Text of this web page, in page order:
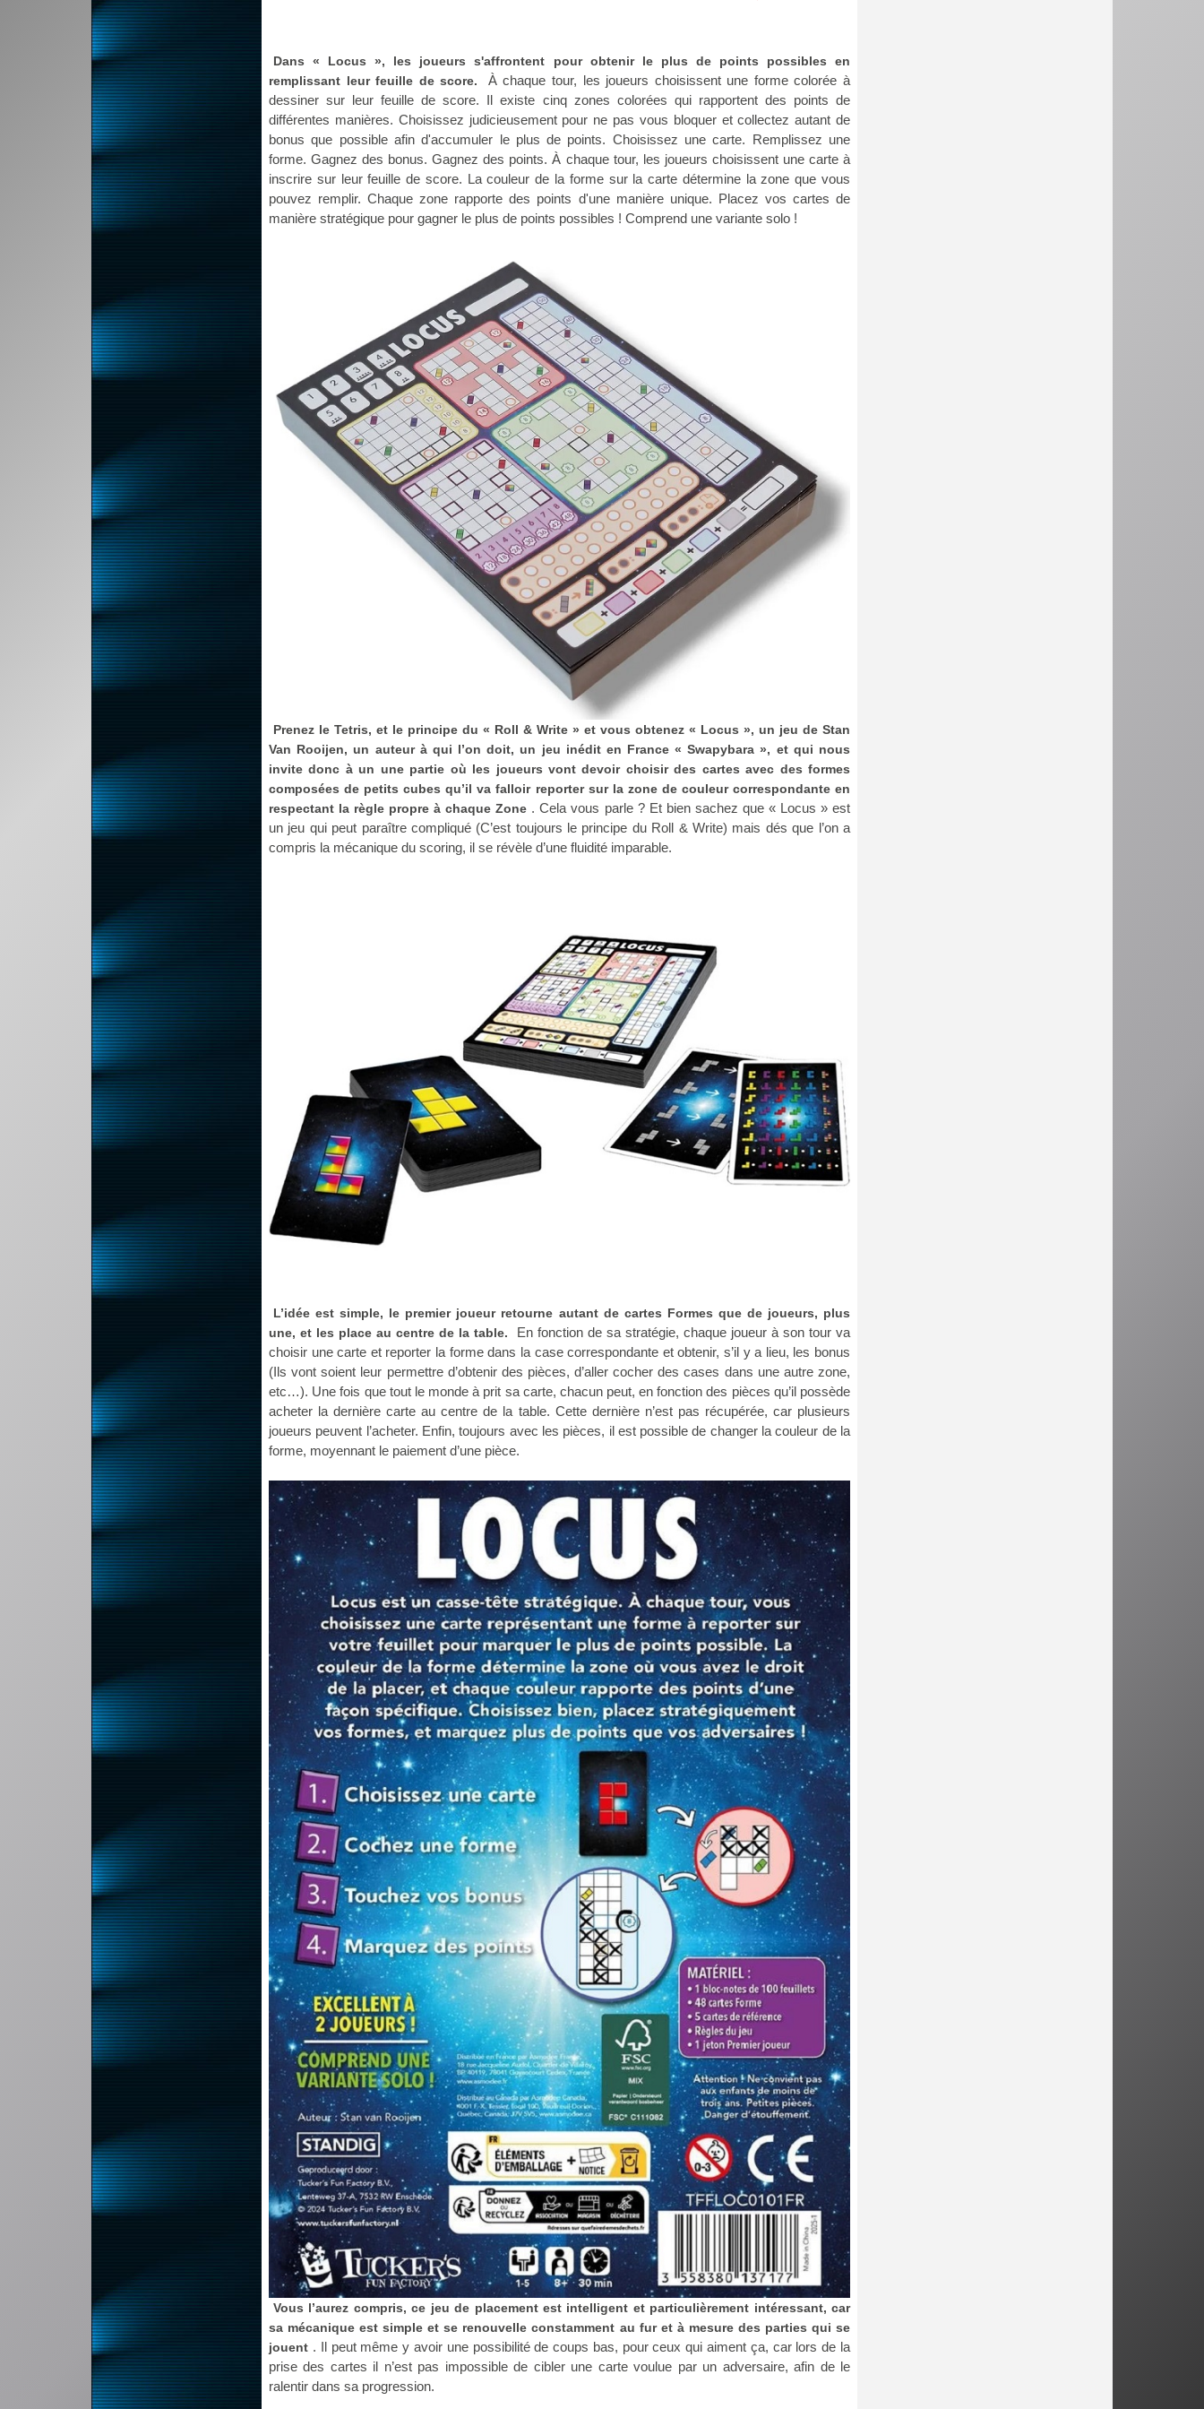
Dans « Locus », les joueurs s'affrontent pour obtenir le plus de points possibles en
remplissant leur feuille de score.
À chaque tour, les joueurs choisissent une forme colorée à
dessiner sur leur feuille de score. Il existe cinq zones colorées qui rapportent des points de
différentes manières. Choisissez judicieusement pour ne pas vous bloquer et collectez autant de
bonus que possible afin d'accumuler le plus de points. Choisissez une carte. Remplissez une
forme. Gagnez des bonus. Gagnez des points. À chaque tour, les joueurs choisissent une carte à
inscrire sur leur feuille de score. La couleur de la forme sur la carte détermine la zone que vous
pouvez remplir. Chaque zone rapporte des points d'une manière unique. Placez vos cartes de
manière stratégique pour gagner le plus de points possibles ! Comprend une variante solo !
Prenez le Tetris, et le principe du « Roll & Write » et vous obtenez « Locus », un jeu de Stan
Van Rooijen, un auteur à qui l’on doit, un jeu inédit en France « Swapybara », et qui nous
invite donc à un une partie où les joueurs vont devoir choisir des cartes avec des formes
composées de petits cubes qu’il va falloir reporter sur la zone de couleur correspondante en
respectant la règle propre à chaque Zone . Cela vous parle ? Et bien sachez que « Locus » est
un jeu qui peut paraître compliqué (C’est toujours le principe du Roll & Write) mais dés que l’on a
compris la mécanique du scoring, il se révèle d’une fluidité imparable.
L’idée est simple, le premier joueur retourne autant de cartes Formes que de joueurs, plus
une, et les place au centre de la table.
En fonction de sa stratégie, chaque joueur à son tour va
choisir une carte et reporter la forme dans la case correspondante et obtenir, s’il y a lieu, les bonus
(Ils vont soient leur permettre d’obtenir des pièces, d’aller cocher des cases dans une autre zone,
etc…). Une fois que tout le monde à prit sa carte, chacun peut, en fonction des pièces qu’il possède
acheter la dernière carte au centre de la table. Cette dernière n’est pas récupérée, car plusieurs
joueurs peuvent l’acheter. Enfin, toujours avec les pièces, il est possible de changer la couleur de la
forme, moyennant le paiement d’une pièce.
Vous l’aurez compris, ce jeu de placement est intelligent et particulièrement intéressant, car
sa mécanique est simple et se renouvelle constamment au fur et à mesure des parties qui se
jouent . Il peut même y avoir une possibilité de coups bas, pour ceux qui aiment ça, car lors de la
prise des cartes il n’est pas impossible de cibler une carte voulue par un adversaire, afin de le
ralentir dans sa progression.